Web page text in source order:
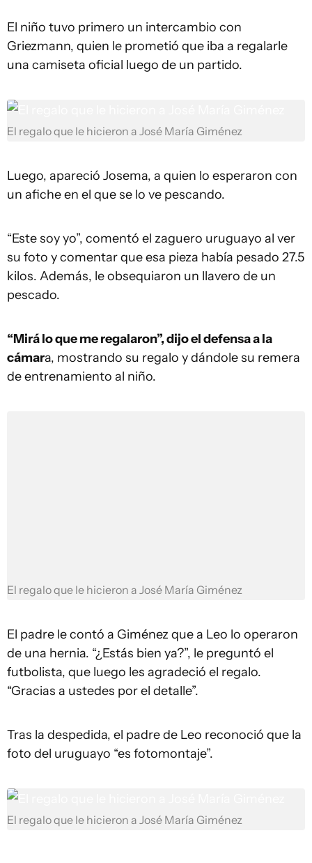
El niño tuvo primero un intercambio con
Griezmann, quien le prometió que iba a regalarle
una camiseta oficial luego de un partido.
El regalo que le hicieron a José María Giménez
Luego, apareció Josema, a quien lo esperaron con
un afiche en el que se lo ve pescando.
“Este soy yo”, comentó el zaguero uruguayo al ver
su foto y comentar que esa pieza había pesado 27.5
kilos. Además, le obsequiaron un llavero de un
pescado.
“Mirá lo que me regalaron”, dijo el defensa a la
cámara, mostrando su regalo y dándole su remera
de entrenamiento al niño.
El regalo que le hicieron a José María Giménez
El padre le contó a Giménez que a Leo lo operaron
de una hernia. “¿Estás bien ya?”, le preguntó el
futbolista, que luego les agradeció el regalo.
“Gracias a ustedes por el detalle”.
Tras la despedida, el padre de Leo reconoció que la
foto del uruguayo “es fotomontaje”.
El regalo que le hicieron a José María Giménez